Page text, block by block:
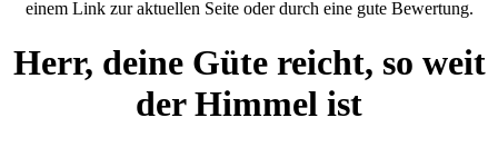
einem Link zur aktuellen Seite oder durch eine gute Bewertung.
Herr, deine Güte reicht, so weit
der Himmel ist